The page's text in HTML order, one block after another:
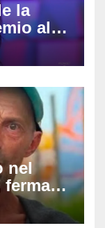
la
alla
nel
fermati
e